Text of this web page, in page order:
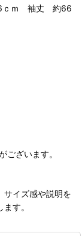
ｍ 袖丈 約66
ございます。
サイズ感や説明を
す。